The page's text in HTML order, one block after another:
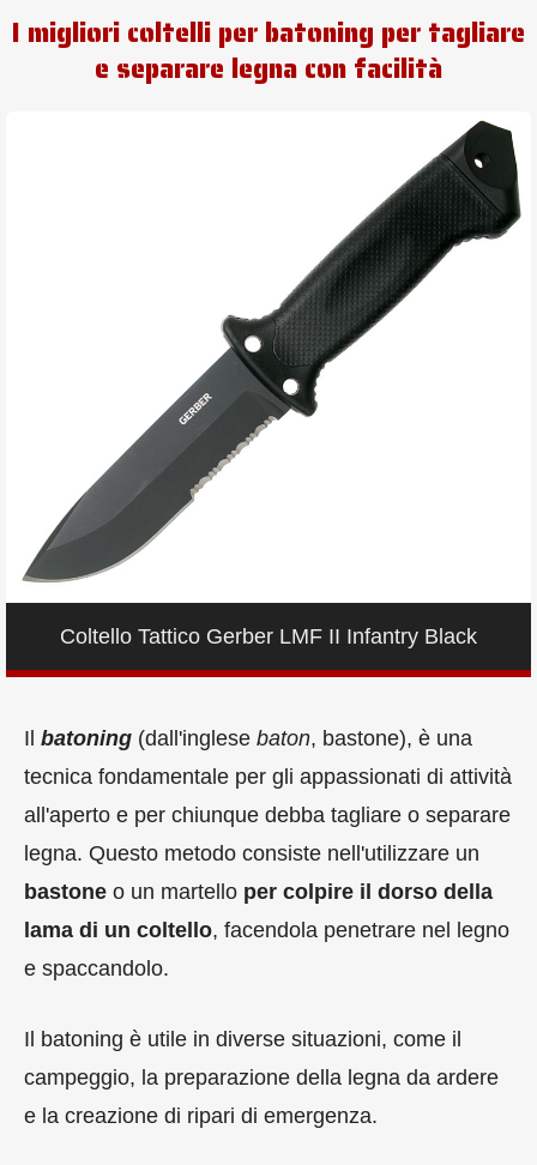
I migliori coltelli per batoning per tagliare
e separare legna con facilità
Coltello Tattico Gerber LMF II Infantry Black
Il batoning (dall'inglese baton, bastone), è una
tecnica fondamentale per gli appassionati di attività
all'aperto e per chiunque debba tagliare o separare
legna. Questo metodo consiste nell'utilizzare un
bastone o un martello per colpire il dorso della
lama di un coltello, facendola penetrare nel legno
e spaccandolo.
Il batoning è utile in diverse situazioni, come il
campeggio, la preparazione della legna da ardere
e la creazione di ripari di emergenza.